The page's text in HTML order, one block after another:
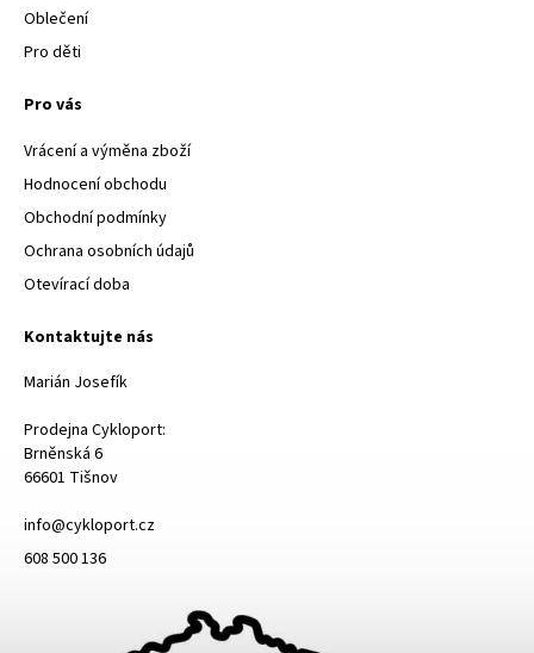
Oblečení
Pro děti
Pro vás
Vrácení a výměna zboží
Hodnocení obchodu
Obchodní podmínky
Ochrana osobních údajů
Otevírací doba
Kontaktujte nás
Marián Josefík
Prodejna Cykloport:
Brněnská 6
66601 Tišnov
info@cykloport.cz
608 500 136